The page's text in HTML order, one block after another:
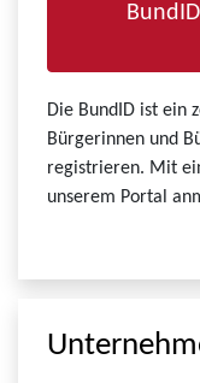
Die BundID ist ein
Bürgerinnen und
registrieren. Mit
unserem Portal